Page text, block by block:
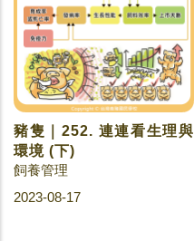
豬隻｜252. 連連看生理與
環境 (下)
飼養管理
2023-08-17